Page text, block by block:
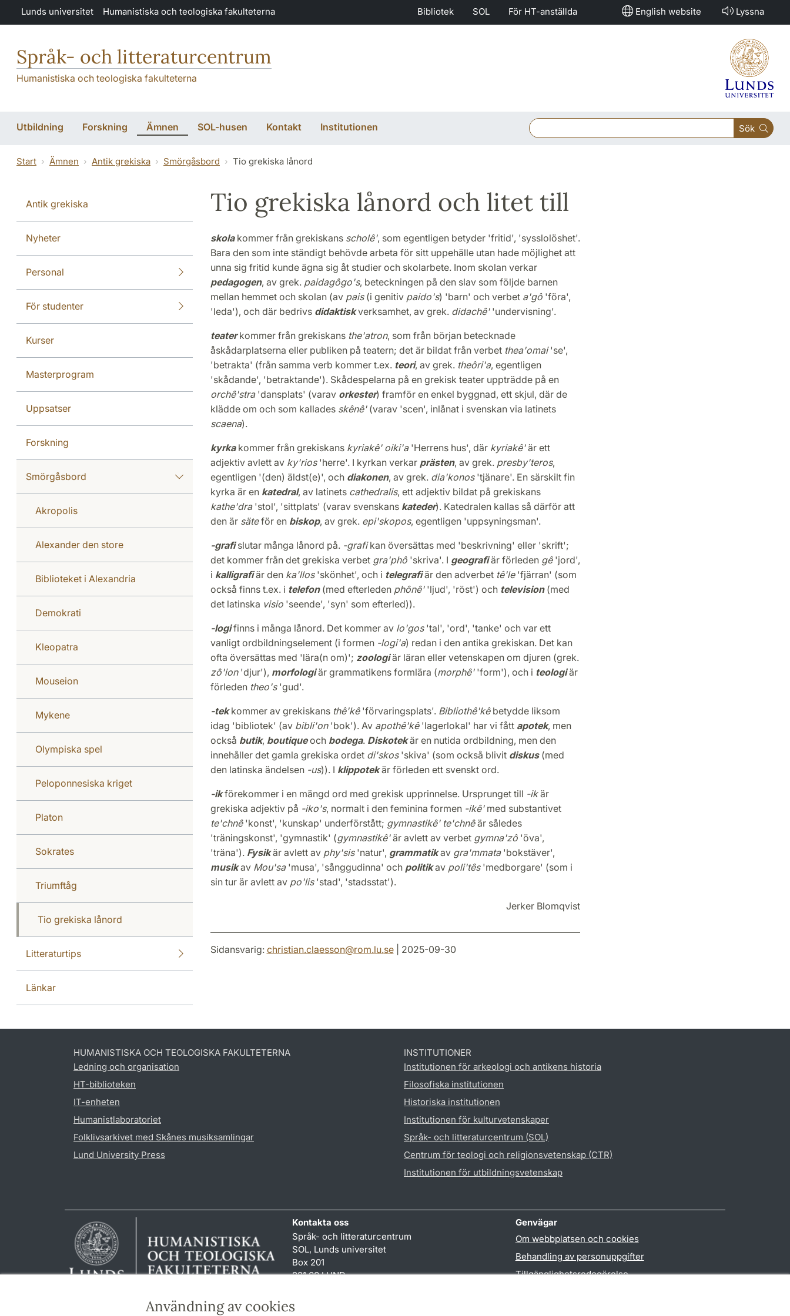
Hoppa till huvudinnehåll
Användning av cookies
Lunds universitet Humanistiska och teologiska fakulteterna Bibliotek SOL För HT-anställda English website Lyssna
Språk- och litteraturcentrum
Humanistiska och teologiska fakulteterna
Utbildning Forskning Ämnen SOL-husen Kontakt Institutionen Sök
Start Ämnen Antik grekiska Smörgåsbord Tio grekiska lånord
Antik grekiska
Nyheter
Personal
För studenter
Kurser
Masterprogram
Uppsatser
Forskning
Smörgåsbord
Akropolis
Alexander den store
Biblioteket i Alexandria
Demokrati
Kleopatra
Mouseion
Mykene
Olympiska spel
Peloponnesiska kriget
Platon
Sokrates
Triumftåg
Tio grekiska lånord
Litteraturtips
Länkar
Tio grekiska lånord och litet till
skolakommer från grekiskans scholê', som egentligen betyder 'fritid', 'sysslolöshet'.
Bara den som inte ständigt behövde arbeta för sitt uppehälle utan hade möjlighet att
unna sig fritid kunde ägna sig åt studier och skolarbete. Inom skolan verkar
pedagogen, av grek. paidagôgo's, beteckningen på den slav som följde barnen
mellan hemmet och skolan (av pais (i genitiv paido's) 'barn' och verbet a'gô'föra',
'leda'), och där bedrivs didaktiskverksamhet, av grek. didachê' 'undervisning'.
teaterkommer från grekiskans the'atron, som från början betecknade
åskådarplatserna eller publiken på teatern; det är bildat från verbet thea'omai'se',
'betrakta' (från samma verb kommer t.ex. teori, av grek. theôri'a, egentligen
'skådande', 'betraktande'). Skådespelarna på en grekisk teater uppträdde på en
orchê'stra'dansplats' (varav orkester) framför en enkel byggnad, ett skjul, där de
klädde om och som kallades skênê'(varav 'scen', inlånat i svenskan via latinets
scaena).
kyrkakommer från grekiskans kyriakê' oiki'a 'Herrens hus', där kyriakê'är ett
adjektiv avlett av ky'rios'herre'. I kyrkan verkar prästen, av grek. presby'teros,
egentligen '(den) äldst(e)', och diakonen, av grek. dia'konos'tjänare'. En särskilt fin
kyrka är en katedral, av latinets cathedralis, ett adjektiv bildat på grekiskans
kathe'dra'stol', 'sittplats' (varav svenskans kateder). Katedralen kallas så därför att
den är säteför en biskop, av grek. epi'skopos, egentligen 'uppsyningsman'.
-grafislutar många lånord på. -grafikan översättas med 'beskrivning' eller 'skrift';
det kommer från det grekiska verbet gra'phô'skriva'. I geografiär förleden gê'jord',
i kalligrafiär den ka'llos'skönhet', och i telegrafiär den adverbet tê'le'fjärran' (som
också finns t.ex. i telefon(med efterleden phônê' 'ljud', 'röst') och television(med
det latinska visio'seende', 'syn' som efterled)).
-logifinns i många lånord. Det kommer av lo'gos'tal', 'ord', 'tanke' och var ett
vanligt ordbildningselement (i formen -logi'a) redan i den antika grekiskan. Det kan
ofta översättas med 'lära(n om)'; zoologiär läran eller vetenskapen om djuren (grek.
zô'ion'djur'), morfologiär grammatikens formlära (morphê' 'form'), och i teologiär
förleden theo's'gud'.
-tekkommer av grekiskans thê'kê'förvaringsplats'. Bibliothê'kêbetydde liksom
idag 'bibliotek' (av bibli'on'bok'). Av apothê'kê'lagerlokal' har vi fått apotek, men
också butik, boutiqueoch bodega. Diskotekär en nutida ordbildning, men den
innehåller det gamla grekiska ordet di'skos'skiva' (som också blivit diskus(med
den latinska ändelsen -us)). I klippotekär förleden ett svenskt ord.
-ikförekommer i en mängd ord med grekisk upprinnelse. Ursprunget till -ikär
grekiska adjektiv på -iko's, normalt i den feminina formen -ikê' med substantivet
te'chnê'konst', 'kunskap' underförstått; gymnastikê' te'chnêär således
'träningskonst', 'gymnastik' (gymnastikê'är avlett av verbet gymna'zô'öva',
'träna'). Fysikär avlett av phy'sis'natur', grammatikav gra'mmata'bokstäver',
musikav Mou'sa'musa', 'sånggudinna' och politikav poli'tês'medborgare' (som i
sin tur är avlett av po'lis'stad', 'stadsstat').
Jerker Blomqvist
Sidansvarig: christian.claesson@rom.lu.se| 2025-09-30
HUMANISTISKA OCH TEOLOGISKA FAKULTETERNA
Ledning och organisation
HT-biblioteken
IT-enheten
Humanistlaboratoriet
Folklivsarkivet med Skånes musiksamlingar
Lund University Press
INSTITUTIONER
Institutionen för arkeologi och antikens historia
Filosofiska institutionen
Historiska institutionen
Institutionen för kulturvetenskaper
Språk- och litteraturcentrum (SOL)
Centrum för teologi och religionsvetenskap (CTR)
Institutionen för utbildningsvetenskap
Kontakta oss
Språk- och litteraturcentrum
SOL, Lunds universitet
Box 201
221 00 LUND
reception
Genvägar
Om webbplatsen och cookies
Behandling av personuppgifter
Tillgänglighetsredogörelse